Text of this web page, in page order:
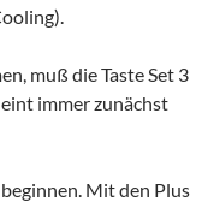
muß die Taste Set 3
immer zunächst
Mit den Plus